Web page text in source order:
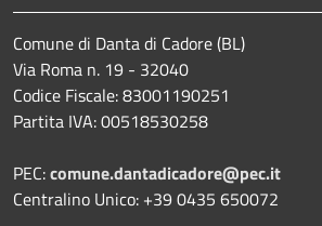
Comune di Danta di Cadore (BL)
Via Roma n. 19 - 32040
Codice Fiscale: 83001190251
Partita IVA: 00518530258
PEC:comune.dantadicadore@pec.it
Centralino Unico: +39 0435 650072